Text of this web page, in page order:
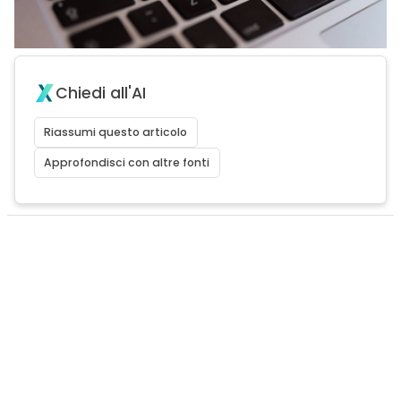
Chiedi all'AI
Riassumi questo articolo
Approfondisci con altre fonti